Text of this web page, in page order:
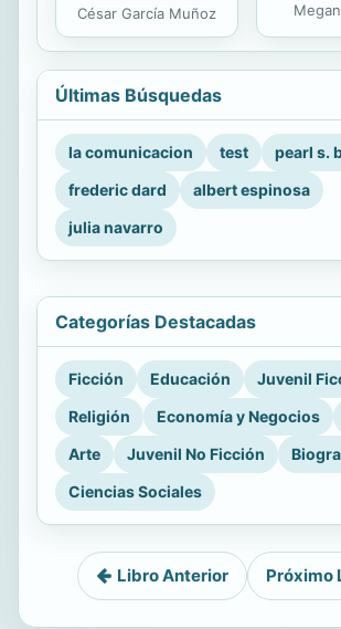
César García Muñoz
Últimas Búsquedas
la comunicacion test
pearl s.
frederic dard
albert espinosa
julia navarro
Categorías Destacadas
Ficción Educación
Juvenil
Religión
Economía y Negocios
Arte
Juvenil No Ficción
Ciencias Sociales
Libro Anterior Próximo